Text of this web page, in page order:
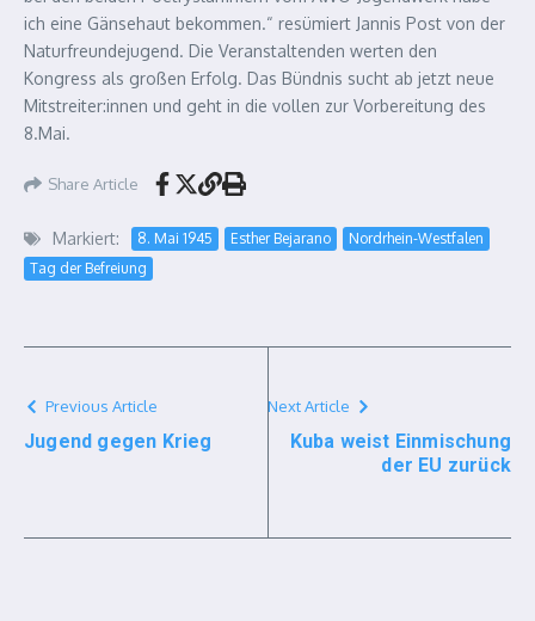
ich eine Gänsehaut bekommen.“ resümiert Jannis Post von der
Naturfreundejugend. Die Veranstaltenden werten den
Kongress als großen Erfolg. Das Bündnis sucht ab jetzt neue
Mitstreiter:innen und geht in die vollen zur Vorbereitung des
8.Mai.
Share Article
Markiert: 8. Mai 1945 Esther Bejarano
Nordrhein-Westfalen
Tag der Befreiung
Previous Article
Jugend gegen Krieg
Next Article
Kuba weist Einmischung
der EU zurück